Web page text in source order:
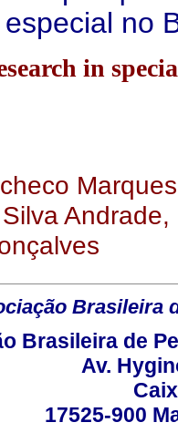
no
in
Brasileira
Brasileira de
Av.
17525-900